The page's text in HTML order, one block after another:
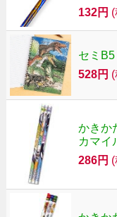
132円
セミ
528円
かきか
カマイ
286円